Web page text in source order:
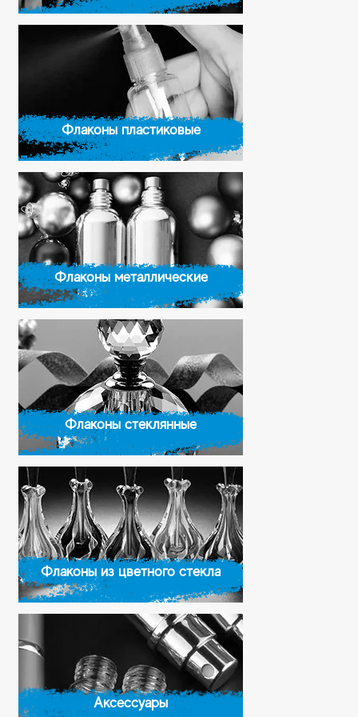
Флаконы пластиковые
Флаконы металлические
Флаконы стеклянные
Флаконы из цветного стекла
Аксессуары